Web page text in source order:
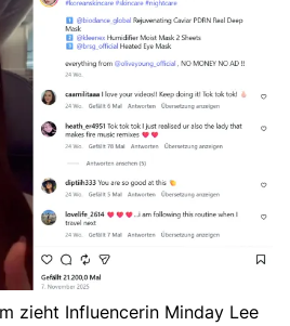
zieht Influencerin Minday Lee